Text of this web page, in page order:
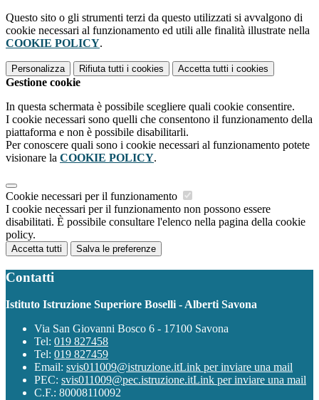
Questo sito o gli strumenti terzi da questo utilizzati si avvalgono di
cookie necessari al funzionamento ed utili alle finalità illustrate nella
COOKIE POLICY.
Personalizza Rifiuta tutti i cookies Accetta tutti i cookies
Gestione cookie
In questa schermata è possibile scegliere quali cookie consentire.
I cookie necessari sono quelli che consentono il funzionamento della
piattaforma e non è possibile disabilitarli.
Per conoscere quali sono i cookie necessari al funzionamento potete
visionare la COOKIE POLICY.
Cookie necessari per il funzionamento
I cookie necessari per il funzionamento non possono essere
disabilitati. È possibile consultare l'elenco nella pagina della cookie
policy.
Accetta tutti Salva le preferenze
Contatti
Istituto Istruzione Superiore Boselli - Alberti Savona
Via San Giovanni Bosco 6 - 17100 Savona
Tel: 019 827458
Tel: 019 827459
Email: svis011009@istruzione.itLink per inviare una mail
PEC: svis011009@pec.istruzione.itLink per inviare una mail
C.F.: 80008110092